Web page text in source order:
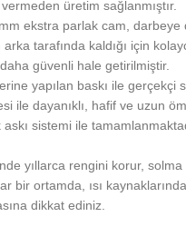
üretim sağlanmıştır.
ekstra parlak cam, darbeye
tarafında kaldığı için
güvenli hale getirilmiştir.
yapılan baskı ile gerçekçi
ile dayanıklı, hafif ve uzun
sistemi ile
yıllarca rengini korur,
bir ortamda, ısı
dikkat ediniz.